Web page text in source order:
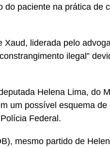
paciente na prática de
liderada pelo
ilegal”
Helena Lima, do
um possível esquema
Federal.
mesmo partido de